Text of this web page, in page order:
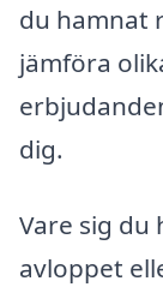
du hamnat
jämföra
dig.
Vare sig du
avloppet